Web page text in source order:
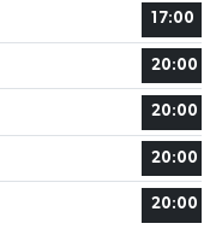
17:00
20:00
20:00
20:00
20:00